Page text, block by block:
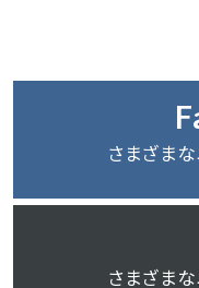
さまざまな
さまざまな